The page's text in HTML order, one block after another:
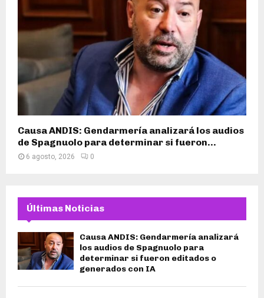
Causa ANDIS: Gendarmería analizará los audios
de Spagnuolo para determinar si fueron...
6 agosto, 2026 0
Últimas Noticias
Causa ANDIS: Gendarmería analizará
los audios de Spagnuolo para
determinar si fueron editados o
generados con IA